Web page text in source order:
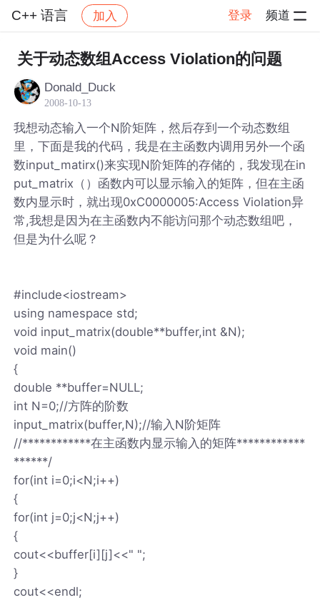
C++ 语言 加入 登录 频道
社区 C++ 语言 帖子详情
关于动态数组Access Violation的问题
Donald_Duck
2008-10-13
我想动态输入一个N阶矩阵，然后存到一个动态数组
里，下面是我的代码，我是在主函数内调用另外一个函
数input_matirx()来实现N阶矩阵的存储的，我发现在in
put_matrix（）函数内可以显示输入的矩阵，但在主函
数内显示时，就出现0xC0000005:Access Violation异
常,我想是因为在主函数内不能访问那个动态数组吧，
但是为什么呢？
#include<iostream>
using namespace std;
void input_matrix(double**buffer,int &N);
void main()
{
double **buffer=NULL;
int N=0;//方阵的阶数
input_matrix(buffer,N);//输入N阶矩阵
//************在主函数内显示输入的矩阵************
******/
for(int i=0;i<N;i++)
{
for(int j=0;j<N;j++)
{
cout<<buffer[i][j]<<" ";
}
cout<<endl;